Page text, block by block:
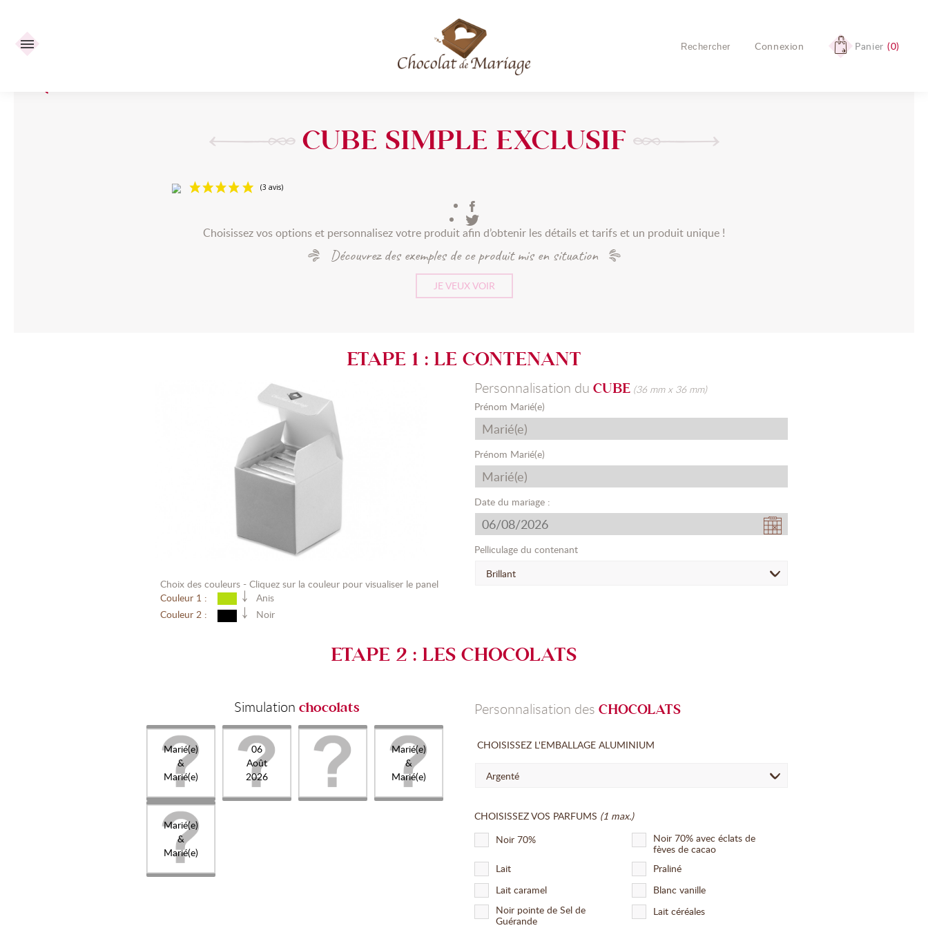
Connexion Panier 0
CUBE SIMPLE EXCLUSIF
Choisissez vos options et personnalisez votre produit afin d’obtenir les détails et tarifs et un produit unique !
Découvrez des exemples de ce produit mis en situation
JE VEUX VOIR
ETAPE 1 : LE CONTENANT
Choix des couleurs - Cliquez sur la couleur pour visualiser le panel
Couleur 1 :
￬
Anis
Couleur 2 :
￬ Noir
Personnalisation du CUBE (36 mm x 36 mm)
Prénom Marié(e)
Prénom Marié(e)
Date du mariage :
Pelliculage du contenant
Brillant
ETAPE 2 : LES CHOCOLATS
Simulation chocolats
Marié(e)
&
Marié(e)
06
Août
2026
Marié(e)
&
Marié(e)
Marié(e)
&
Marié(e)
Personnalisation des CHOCOLATS
CHOISISSEZ L'EMBALLAGE ALUMINIUM
Argenté
CHOISISSEZ VOS PARFUMS (1 max.)
Noir 70%
Noir 70% avec éclats de
fèves de cacao
Lait
Praliné
Lait caramel
Blanc vanille
Noir pointe de Sel de
Guérande
Lait céréales